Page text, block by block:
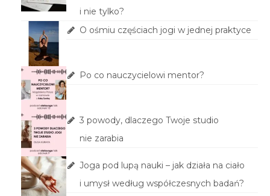
i nie tylko?
O ośmiu częściach jogi w jednej praktyce
Po co nauczycielowi mentor?
3 powody, dlaczego Twoje studio
nie zarabia
Joga pod lupą nauki – jak działa na ciało
i umysł według współczesnych badań?